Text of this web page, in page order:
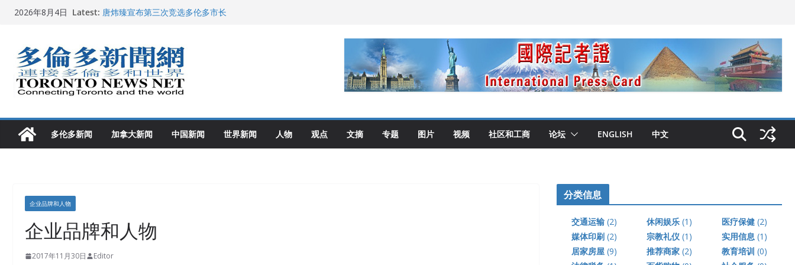
Skip2026年8月4日 Latest: 唐炜臻宣布第三次竞选多伦多市长
多伦多市长选举拉开帷幕 多名华人候选人宣布角逐
2026深圳国际佛事用品展览会暨沉香文化艺术展开幕盛典纪实
多伦多新闻 加拿大新闻 中国新闻 世界新闻 人物 观点 文摘 专题 图片 视频 社区和工商 论坛 ENGLISH 中文
企业品牌和人物
企业品牌和人物
2017年11月30日 Editor
分类信息
交通运输 (2) 休闲娱乐 (1) 医疗保健 (2)
媒体印刷 (2) 宗教礼仪 (1) 实用信息 (1)
居家房屋 (9) 推荐商家 (2) 教育培训 (0)